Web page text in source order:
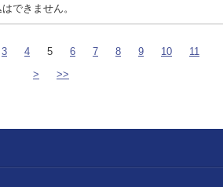
できません。
3 4 5 6 7 8 9 10
11
>
>>